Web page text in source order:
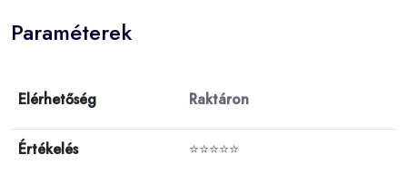
Paraméterek
Elérhetőség Raktáron
Értékelés ⭐⭐⭐⭐⭐